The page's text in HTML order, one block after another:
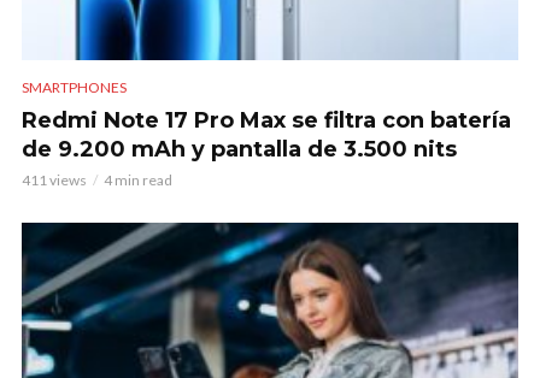
SMARTPHONES
Redmi Note 17 Pro Max se filtra con batería
de 9.200 mAh y pantalla de 3.500 nits
411 views 4 min read